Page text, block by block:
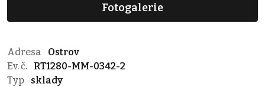
Fotogalerie
Adresa
Ostrov
Ev. č.
RT1280-MM-0342-2
Typ
sklady